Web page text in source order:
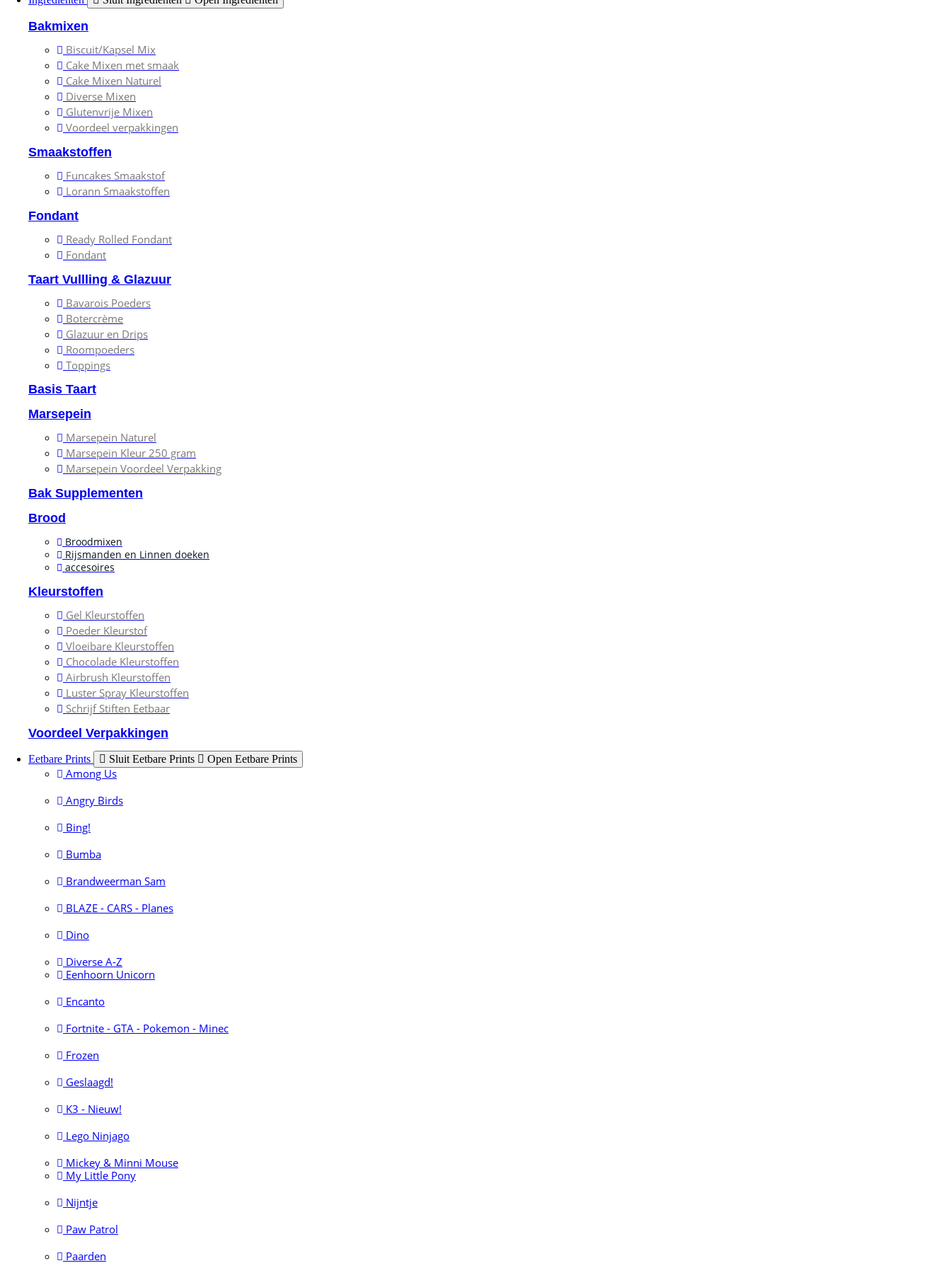
Bakmixen
Biscuit/Kapsel Mix
Cake Mixen met smaak
Cake Mixen Naturel
Diverse Mixen
Glutenvrije Mixen
Voordeel verpakkingen
Smaakstoffen
Funcakes Smaakstof
Lorann Smaakstoffen
Fondant
Ready Rolled Fondant
Fondant
Taart Vullling & Glazuur
Bavarois Poeders
Botercrème
Glazuur en Drips
Roompoeders
Toppings
Basis Taart
Marsepein
Marsepein Naturel
Marsepein Kleur 250 gram
Marsepein Voordeel Verpakking
Bak Supplementen
Brood
Broodmixen
Rijsmanden en Linnen doeken
accesoires
Kleurstoffen
Gel Kleurstoffen
Poeder Kleurstof
Vloeibare Kleurstoffen
Chocolade Kleurstoffen
Airbrush Kleurstoffen
Luster Spray Kleurstoffen
Schrijf Stiften Eetbaar
Voordeel Verpakkingen
Eetbare Prints Sluit Eetbare Prints Open Eetbare Prints
Among Us
Angry Birds
Bing!
Bumba
Brandweerman Sam
BLAZE - CARS - Planes
Dino
Diverse A-Z
Eenhoorn Unicorn
Encanto
Fortnite - GTA - Pokemon - Minec
Frozen
Geslaagd!
K3 - Nieuw!
Lego Ninjago
Mickey & Minni Mouse
My Little Pony
Nijntje
Paw Patrol
Paarden